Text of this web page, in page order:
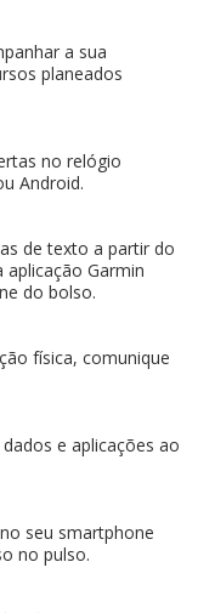
a sua
planeados
no relógio
Android.
de texto a partir do
Garmin
do bolso.
física, comunique
e aplicações ao
seu smartphone
no pulso.